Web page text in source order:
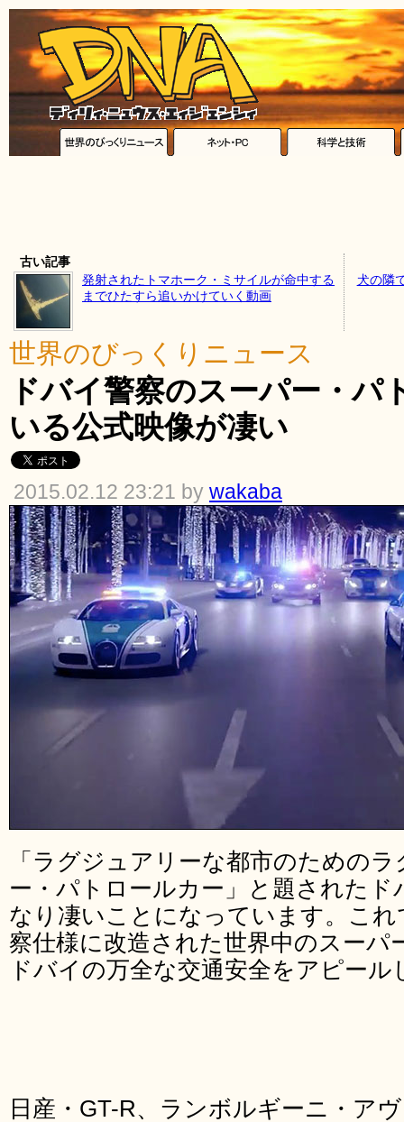
古い記事
発射されたトマホーク・ミサイルが命中する
までひたすら追いかけていく動画
犬の隣
世界のびっくりニュース
ドバイ警察のスーパー・パ
いる公式映像が凄い
2015.02.12 23:21 by wakaba
「ラグジュアリーな都市のための
ー・パトロールカー」と題されたド
なり凄いことになっています。こ
察仕様に改造された世界中のスーパ
ドバイの万全な交通安全をアピール
日産・GT-R、ランボルギーニ・ア